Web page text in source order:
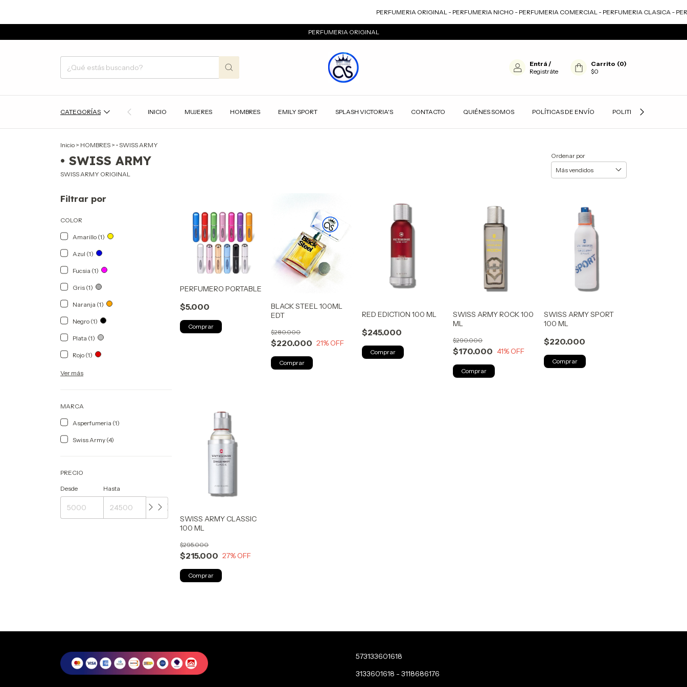
PERFUMERIA ORIGINAL - PERFUMERIA NICHO - PERFUMERIA COMERCIAL - PERFUMERIA CLASICA -
PERFUMERIA ORIGINAL
Entrá /
Registráte
Carrito (0)
$0
CATEGORÍAS INICIO MUJERES HOMBRES EMILY SPORT SPLASH VICTORIA'S CONTACTO QUIÉNES SOMOS POLÍTICAS DE ENVÍO POLITICAS DE
Inicio > HOMBRES > • SWISS ARMY
• SWISS ARMY
SWISS ARMY ORIGINAL
Ordenar por
Filtrar por
COLOR
Amarillo (1)
Azul (1)
Fucsia (1)
Gris (1)
Naranja (1)
Negro (1)
Plata (1)
Rojo (1)
Ver más
MARCA
Asperfumeria (1)
Swiss Army (4)
PRECIO
Desde Hasta
PERFUMERO PORTABLE
$5.000
Comprar
BLACK STEEL 100ML
EDT
$220.000
$280.000
21% OFF
RED EDICTION 100 ML
$245.000
SWISS ARMY ROCK 100
ML
$170.000
$290.000
41% OFF
SWISS ARMY SPORT
100 ML
$220.000
SWISS ARMY CLASSIC
100 ML
$215.000
$295.000
27% OFF
573133601618
3133601618 - 3118686176